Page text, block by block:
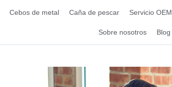
Cebos de metal Caña de pescar Servicio OEM
Sobre nosotros Blog